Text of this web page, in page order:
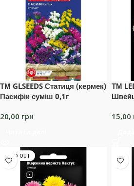
ТМ GLSEEDS Статиця (кермек)
Пасифік суміш 0,1г
20,00 грн
ТМ
15,00
SOLD OUT